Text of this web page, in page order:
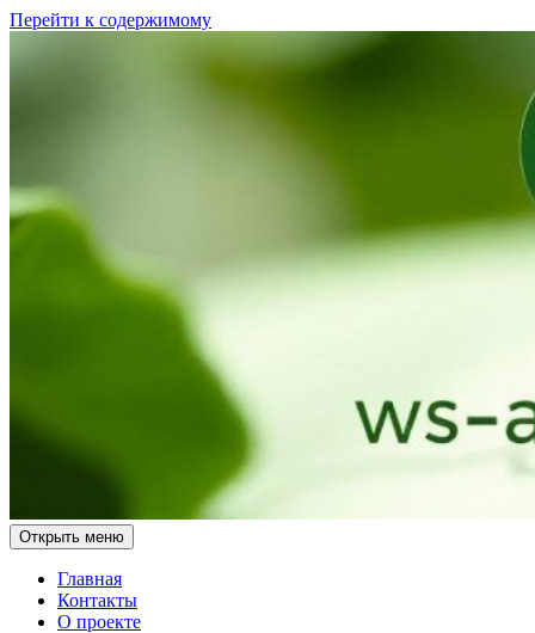
Перейти к содержимому
Открыть меню
Главная
Контакты
О проекте